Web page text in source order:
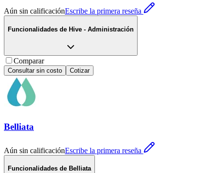
Aún sin calificaciónEscribe la primera reseña
Funcionalidades de Hive - Administración
Comparar
Consultar sin costo Cotizar
Belliata
Aún sin calificaciónEscribe la primera reseña
Funcionalidades de Belliata